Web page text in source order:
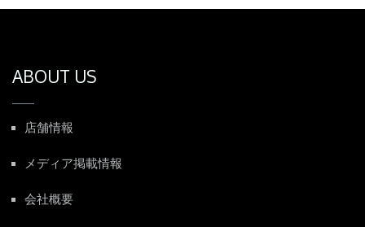
ABOUT US
店舗情報
メディア掲載情報
会社概要